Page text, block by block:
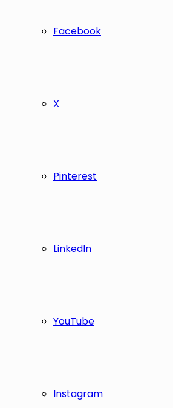
Facebook
X
Pinterest
LinkedIn
YouTube
Instagram